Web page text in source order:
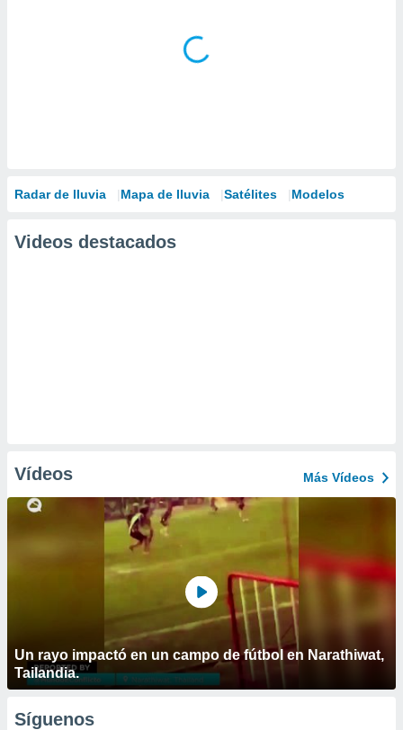
Radar de lluvia Mapa de lluvia Satélites Modelos
Videos destacados
Vídeos Más Vídeos
Un rayo impactó en un campo de fútbol en Narathiwat,
Tailandia.
Síguenos